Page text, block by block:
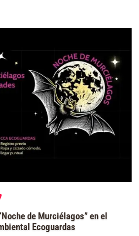
de Murciélagos” en el
Ecoguardas